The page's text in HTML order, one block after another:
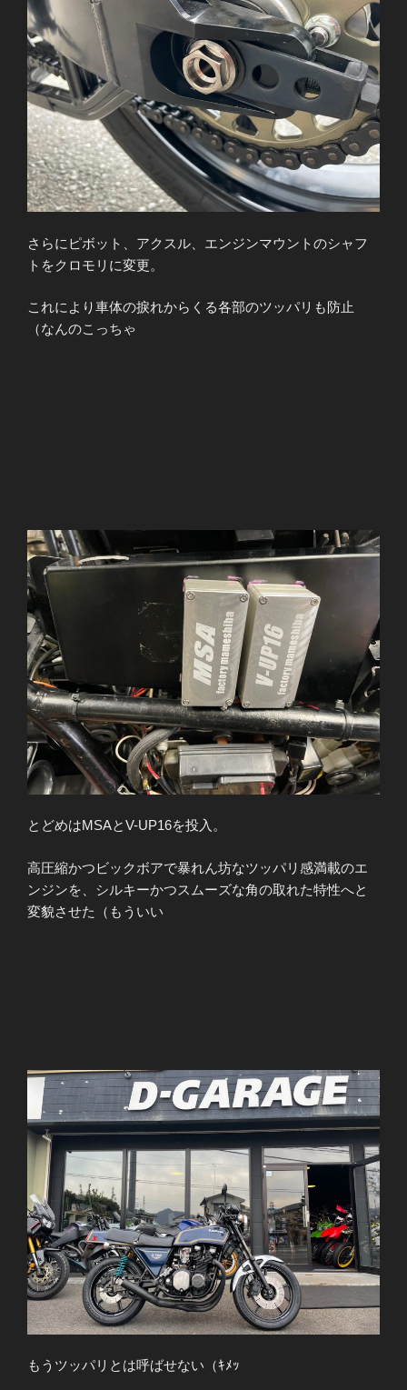
さらにピボット、アクスル、エンジンマウントのシャフ
トをクロモリに変更。
これにより車体の捩れからくる各部のツッパリも防止
（なんのこっちゃ
とどめはMSAとV-UP16を投入。
高圧縮かつビックボアで暴れん坊なツッパリ感満載のエ
ンジンを、シルキーかつスムーズな角の取れた特性へと
変貌させた（もういい
もうツッパリとは呼ばせない（ｷﾒｯ